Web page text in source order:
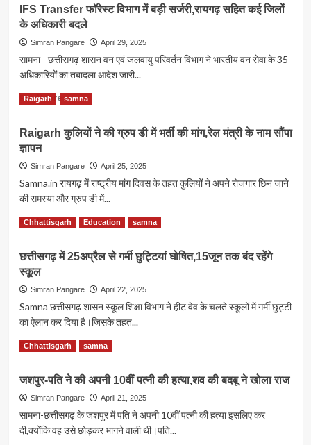
सहायक
शिक्षकों
समायोजन
का
फैसला
रायगढ़
में
से
अधिक
आवास
पर
पूर्ण,बना
वन
जिला
IFS Transfer फॉरेस्ट विभाग में बड़ी सर्जरी,रायगढ़ सहित कई जिलों
के अधिकारी बदले
Simran Pangare April 29, 2025
सामना - छत्तीसगढ़ शासन वन एवं जलवायु परिवर्तन विभाग ने भारतीय वन सेवा के 35
अधिकारियों का तबादला आदेश जारी...
Read MoreRead
more
IFS
में
बड़ी
सहित
जिलों
बदले
Raigarh samna
Raigarh कुलियों ने की ग्रुप डी में भर्ती की मांग,रेल मंत्री के नाम सौंपा
ज्ञापन
Simran Pangare April 25, 2025
Samna.in रायगढ़ में राष्ट्रीय मांग दिवस के तहत कुलियों ने अपने रोजगार छिन जाने
की समस्या और ग्रुप डी में...
Read MoreRead
more
Raigarh
ग्रुप
डी
भर्ती
मांग,रेल
के
नाम
सौंपा
Chhattisgarh Education samna
छत्तीसगढ़ में 25अप्रैल से गर्मी छुट्टियां घोषित,15जून तक बंद रहेंगे
स्कूल
Simran Pangare April 22, 2025
Samna छत्तीसगढ़ शासन स्कूल शिक्षा विभाग ने हीट वेव के चलते स्कूलों में गर्मी छुट्टी
का ऐलान कर दिया है।जिसके तहत...
Read MoreRead
more
छत्तीसगढ़
में
25अप्रैल
से
गर्मी
Chhattisgarh samna
जशपुर-पति ने की अपनी 10वीं पत्नी की हत्या,शव की बदबू ने खोला राज
Simran Pangare April 21, 2025
सामना-छत्तीसगढ़ के जशपुर में पति ने अपनी 10वीं पत्नी की हत्या इसलिए कर
दी,क्योंकि वह उसे छोड़कर भागने वाली थी।पति...